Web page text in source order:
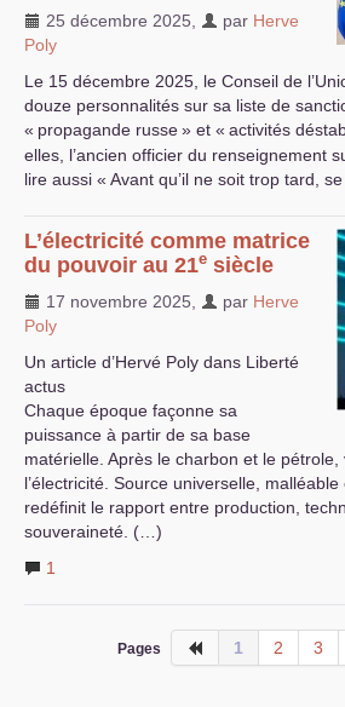
25 décembre 2025 par Herve
Poly
Le 15 décembre 2025, le Conseil de
douze personnalités sur sa liste de
« propagande russe» et « activités
elles, l’ancien officier du renseignement
lire aussi « Avant qu’il ne soit trop tard,
L’électricité comme matrice
du pouvoir au 21e siècle
17 novembre 2025 par Herve
Poly
Un article d’Hervé Poly dans Liberté
actus
Chaque époque façonne sa
puissance à partir de sa base
matérielle. Après le charbon et le pétrole,
l’électricité. Source universelle,
redéfinit le rapport entre production,
souveraineté. (…)
1
Pages 1 2 3